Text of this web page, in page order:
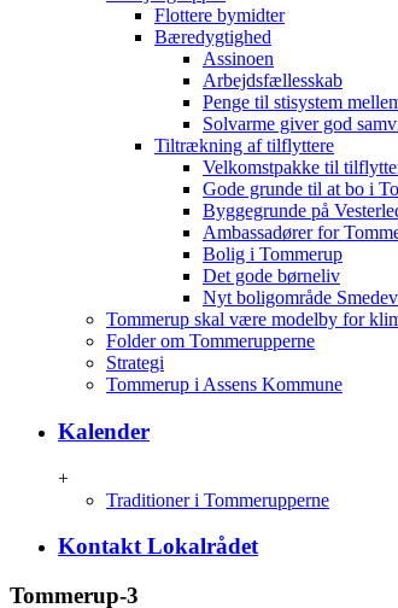
Flottere bymidter
Bæredygtighed
Assinoen
Arbejdsfællesskab
Penge til stisystem
Solvarme giver god
Tiltrækning af tilflyttere
Velkomstpakke til
Gode grunde til at bo i
Byggegrunde på
Ambassadører for
Bolig i Tommerup
Det gode børneliv
Nyt boligområde
Tommerup skal være modelby for
Folder om Tommerupperne
Strategi
Tommerup i Assens Kommune
Kalender
+
Traditioner i Tommerupperne
Kontakt Lokalrådet
Tommerup-3